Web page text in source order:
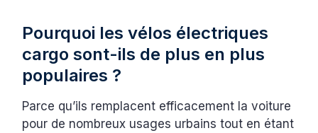
Pourquoi les vélos électriques
cargo sont-ils de plus en plus
populaires ?
Parce qu’ils remplacent efficacement la voiture
pour de nombreux usages urbains tout en étant